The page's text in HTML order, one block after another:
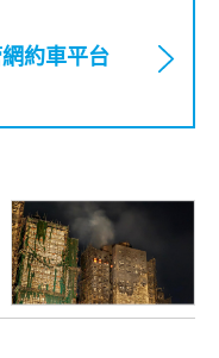
約車平台